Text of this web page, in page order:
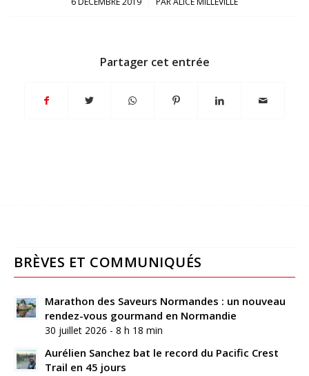
Partager cet entrée
BRÈVES ET COMMUNIQUÉS
Marathon des Saveurs Normandes : un nouveau
rendez-vous gourmand en Normandie
30 juillet 2026 - 8 h 18 min
Aurélien Sanchez bat le record du Pacific Crest
Trail en 45 jours